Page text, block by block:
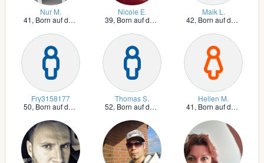
Nur M.
41, Born auf dem Darß
Nicole E.
39, Born auf dem Darß
Maik L.
42, Born auf dem Darß
Fry3158177
50, Born auf dem Darß
Thomas S.
52, Born auf dem Darß
Hellen M.
41, Born auf dem Darß